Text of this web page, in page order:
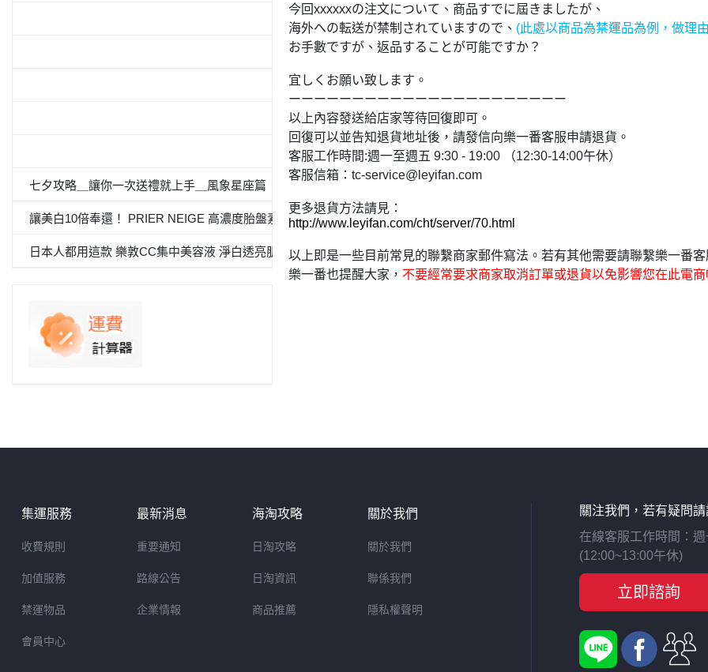
≪CanCam 6月號，Oggi.jp 4月出版≫抗菌除臭雙層外套
七夕攻略＿讓你一次送禮就上手＿風象星座篇
讓美白10倍奉還！ PRIER NEIGE 高濃度胎盤素 夏日必備
日本人都用這款 樂敦CC集中美容液 淨白透亮肌
今回xxxxxxの注文について、商品すでに屆きましたが、
海外への転送が禁制されていますので、 (此處以商品為禁運品為例，做理
お手數ですが、返品することが可能ですか？
宜しくお願い致します。
ーーーーーーーーーーーーーーーーーーーーーー
以上內容發送給店家等待回復即可。
回復可以並告知退貨地址後，請發信向樂一番客服申請退貨。
客服工作時間:週一至週五 9:30 - 19:00 （12:30-14:00午休）
客服信箱：tc-service@leyifan.com
更多退貨方法請見：
http://www.leyifan.com/cht/server/70.html
以上即是一些目前常見的聯繫商家郵件寫法。若有其他需要請聯繫樂一番客
樂一番也提醒大家， 不要經常要求商家取消訂單或退貨以免影響您在此電商
集運服務
收費規則
加值服務
禁運物品
會員中心
最新消息
重要通知
路線公告
企業情報
海淘攻略
日淘攻略
日淘資訊
商品推薦
關於我們
關於我們
聯係我們
隱私權聲明
關注我們，若有疑問
在線客服工作時間：
(12:00~13:00午休)
立即諮詢